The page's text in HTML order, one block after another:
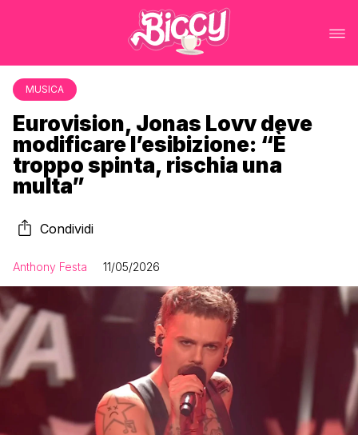
MUSICA
Eurovision, Jonas Lovv deve
modificare l’esibizione: “È
troppo spinta, rischia una
multa”
Condividi
Anthony Festa 11/05/2026